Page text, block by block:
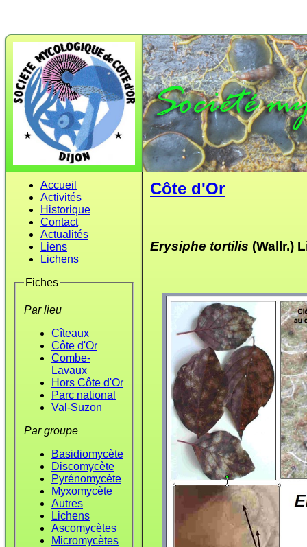
Accueil
Activités
Historique
Contact
Actualités
Liens
Lichens
Fiches
Par lieu
Cîteaux
Côte d'Or
Combe-
Lavaux
Hors Côte d'Or
Parc national
Val-Suzon
Par groupe
Basidiomycète
Discomycète
Pyrénomycète
Myxomycète
Autres
Lichens
Ascomycètes
Micromycètes
Côte d'Or
Erysiphe tortilis (Wallr.)